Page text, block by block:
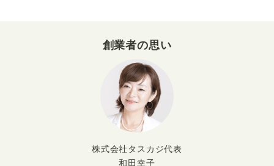
創業者の思い
株式会社タスカジ代表
和田幸子